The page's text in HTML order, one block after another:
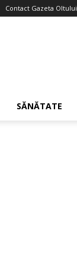
Contact Gazeta Oltului
SĂNĂTATE